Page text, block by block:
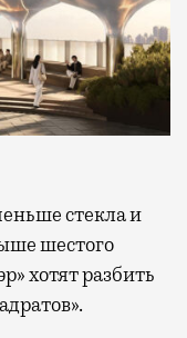
шестого
хотят разбить